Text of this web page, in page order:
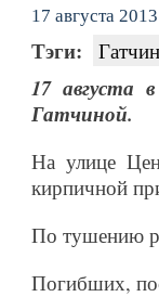
17 августа 2013
Тэги:
17 августа
Гатчиной.
На улице
кирпичной
По тушению
Погибших,